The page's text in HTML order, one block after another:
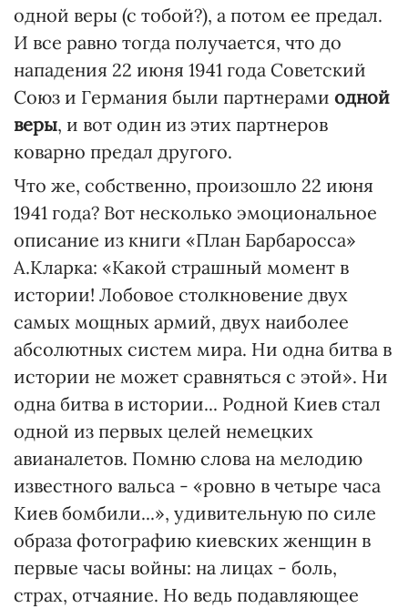
одной веры (с тобой?), а потом ее предал.
И все равно тогда получается, что до
нападения 22 июня 1941 года Советский
Союз и Германия были партнерами одной
веры, и вот один из этих партнеров
коварно предал другого.
Что же, собственно, произошло 22 июня
1941 года? Вот несколько эмоциональное
описание из книги «План Барбаросса»
А.Кларка: «Какой страшный момент в
истории! Лобовое столкновение двух
самых мощных армий, двух наиболее
абсолютных систем мира. Ни одна битва в
истории не может сравняться с этой». Ни
одна битва в истории... Родной Киев стал
одной из первых целей немецких
авианалетов. Помню слова на мелодию
известного вальса - «ровно в четыре часа
Киев бомбили...», удивительную по силе
образа фотографию киевских женщин в
первые часы войны: на лицах - боль,
страх, отчаяние. Но ведь подавляющее